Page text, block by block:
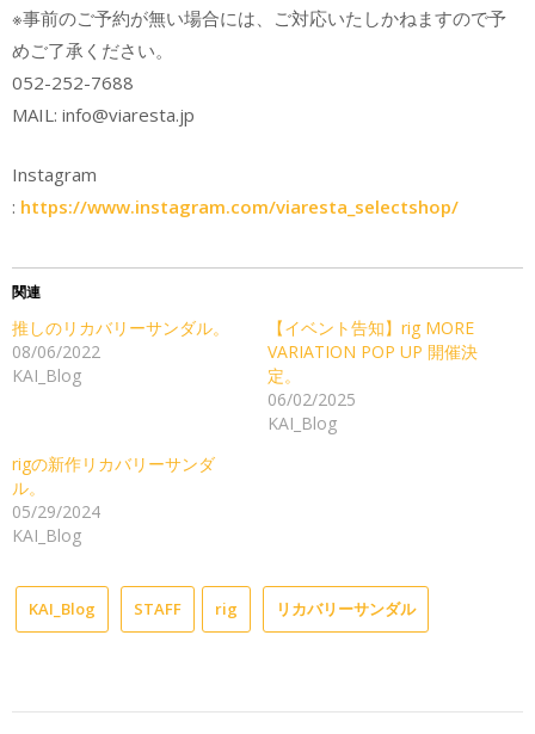
※事前のご予約が無い場合には、ご対応いたしかねますので予
めご了承ください。
052-252-7688
MAIL: info@viaresta.jp
Instagram
: https://www.instagram.com/viaresta_selectshop/
関連
推しのリカバリーサンダル。
08/06/2022
KAI_Blog
【イベント告知】rig MORE
VARIATION POP UP 開催決
定。
06/02/2025
KAI_Blog
rigの新作リカバリーサンダ
ル。
05/29/2024
KAI_Blog
KAI_Blog STAFF rig リカバリーサンダル